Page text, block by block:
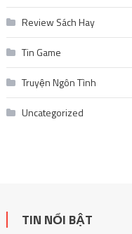
Review Sách Hay
Tin Game
Truyện Ngôn Tình
Uncategorized
TIN NỔI BẬT